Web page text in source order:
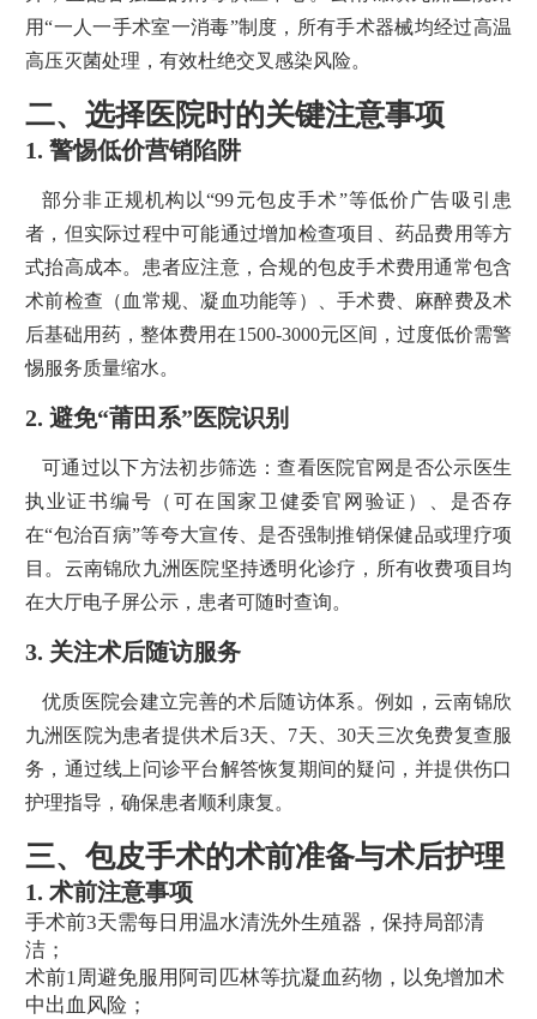
用“一人一手术室一消毒”制度，所有手术器械均经过高温
高压灭菌处理，有效杜绝交叉感染风险。
二、选择医院时的关键注意事项
1. 警惕低价营销陷阱
部分非正规机构以“99元包皮手术”等低价广告吸引患
者，但实际过程中可能通过增加检查项目、药品费用等方
式抬高成本。患者应注意，合规的包皮手术费用通常包含
术前检查（血常规、凝血功能等）、手术费、麻醉费及术
后基础用药，整体费用在1500-3000元区间，过度低价需警
惕服务质量缩水。
2. 避免“莆田系”医院识别
可通过以下方法初步筛选：查看医院官网是否公示医生
执业证书编号（可在国家卫健委官网验证）、是否存
在“包治百病”等夸大宣传、是否强制推销保健品或理疗项
目。云南锦欣九洲医院坚持透明化诊疗，所有收费项目均
在大厅电子屏公示，患者可随时查询。
3. 关注术后随访服务
优质医院会建立完善的术后随访体系。例如，云南锦欣
九洲医院为患者提供术后3天、7天、30天三次免费复查服
务，通过线上问诊平台解答恢复期间的疑问，并提供伤口
护理指导，确保患者顺利康复。
三、包皮手术的术前准备与术后护理
1. 术前注意事项
手术前3天需每日用温水清洗外生殖器，保持局部清
洁；
术前1周避免服用阿司匹林等抗凝血药物，以免增加术
中出血风险；